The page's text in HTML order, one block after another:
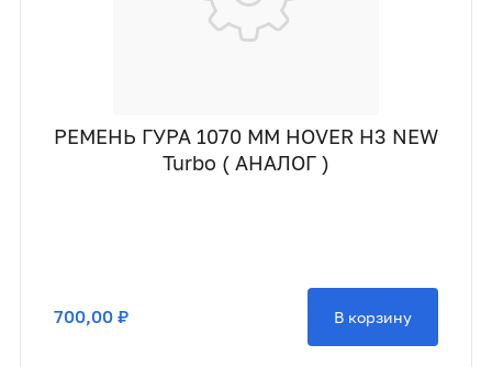
РЕМЕНЬ ГУРА 1070 ММ HOVER H3 NEW
Turbo ( АНАЛОГ )
700,00 ₽ В корзину